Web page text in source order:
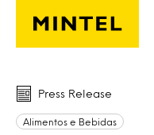
Skip to main content
Press Release
Alimentos e Bebidas